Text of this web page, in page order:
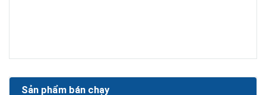
Sản phẩm bán chạy